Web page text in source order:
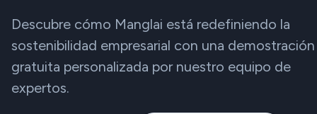
Descubre cómo Manglai está redefiniendo la
sostenibilidad empresarial con una demostración
gratuita personalizada por nuestro equipo de
expertos.